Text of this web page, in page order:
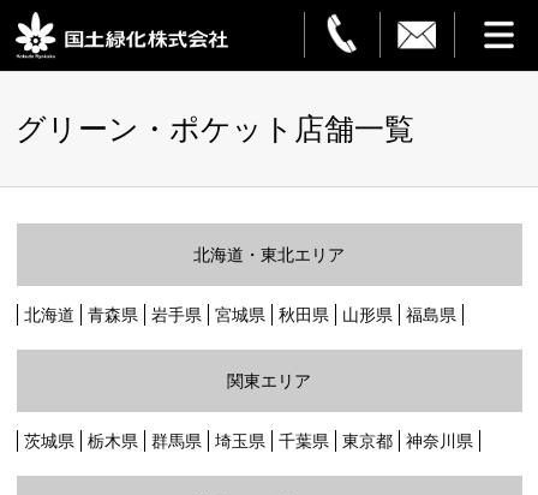
観葉植物レンタル
造園・解体
グリーン・ポケット店舗一覧
北海道・東北エリア
北海道 青森県 岩手県 宮城県 秋田県 山形県 福島県
関東エリア
茨城県 栃木県 群馬県 埼玉県 千葉県 東京都 神奈川県